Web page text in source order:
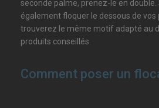
seconde palme, prenez-le en
également floquer le dessous de vos
trouverez le même motif adapté au
produits conseillés.
Comment poser un